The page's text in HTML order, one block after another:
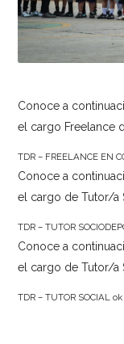
Conoce a
el cargo Freelance
TDR – FREELANCE EN
Conoce a
el cargo de Tutor/a
TDR – TUTOR
Conoce a
el cargo de Tutor/a
TDR – TUTOR SOCIAL ok